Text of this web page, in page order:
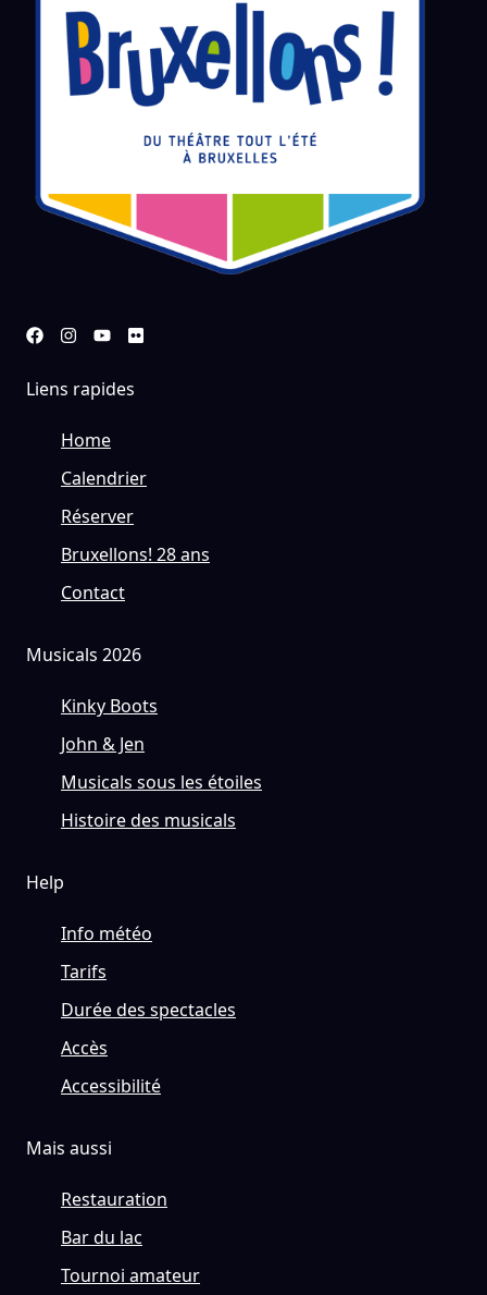
Liens rapides
Home
Calendrier
Réserver
Bruxellons! 28 ans
Contact
Musicals 2026
Kinky Boots
John & Jen
Musicals sous les étoiles
Histoire des musicals
Help
Info météo
Tarifs
Durée des spectacles
Accès
Accessibilité
Mais aussi
Restauration
Bar du lac
Tournoi amateur